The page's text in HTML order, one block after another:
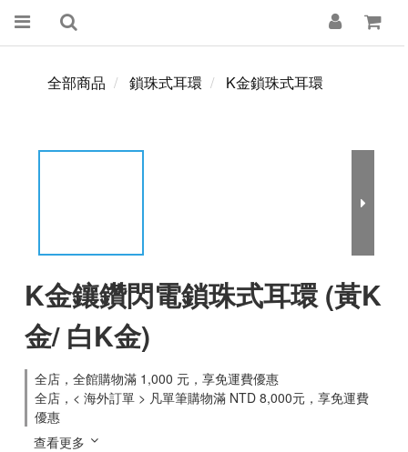
全部商品 鎖珠式耳環 K金鎖珠式耳環
K金鑲鑽閃電鎖珠式耳環 (黃K
金/ 白K金)
全店，全館購物滿 1,000 元，享免運費優惠
全店，< 海外訂單 > 凡單筆購物滿 NTD 8,000元，享免運費
優惠
查看更多